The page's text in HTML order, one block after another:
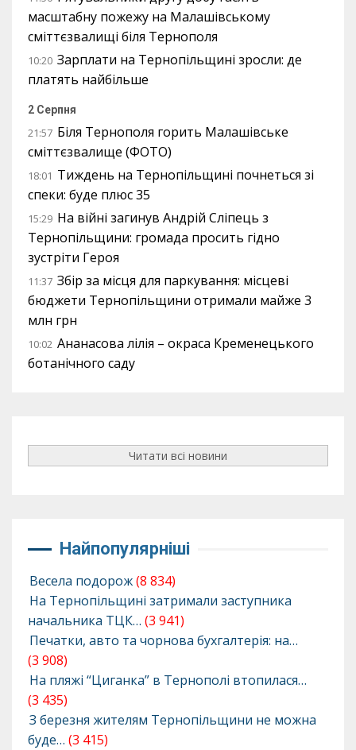
масштабну пожежу на Малашівському
сміттєзвалищі біля Тернополя
10:20 Зарплати на Тернопільщині зросли: де
платять найбільше
2 Серпня
21:57 Біля Тернополя горить Малашівське
сміттєзвалище (ФОТО)
18:01 Тиждень на Тернопільщині почнеться зі
спеки: буде плюс 35
15:29 На війні загинув Андрій Сліпець з
Тернопільщини: громада просить гідно
зустріти Героя
11:37 Збір за місця для паркування: місцеві
бюджети Тернопільщини отримали майже 3
млн грн
10:02 Ананасова лілія – окраса Кременецького
ботанічного саду
Читати всі новини
Найпопулярніші
Весела подорож(8 834)
На Тернопільщині затримали заступника
начальника ТЦК… (3 941)
Печатки, авто та чорнова бухгалтерія: на…
(3 908)
На пляжі “Циганка” в Тернополі втопилася…
(3 435)
З березня жителям Тернопільщини не можна
буде… (3 415)